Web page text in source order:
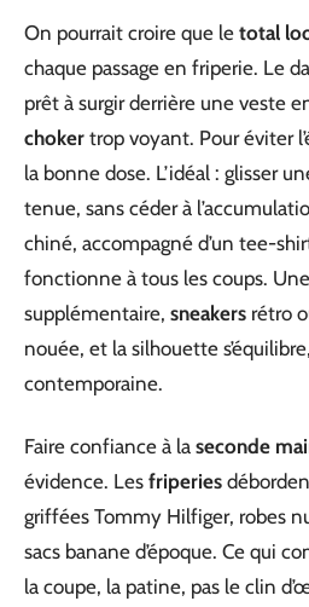
On pourrait croire que le total
chaque passage en friperie. Le
prêt à surgir derrière une veste
choker trop voyant. Pour éviter
la bonne dose. L’idéal : glisser
tenue, sans céder à
chiné, accompagné d’un tee-
fonctionne à tous les coups.
supplémentaire, sneakers rétro
nouée, et la silhouette
contemporaine.
Faire confiance à la seconde
évidence. Les friperies
griffées Tommy Hilfiger, robes
sacs banane d’époque. Ce qui
la coupe, la patine, pas le clin